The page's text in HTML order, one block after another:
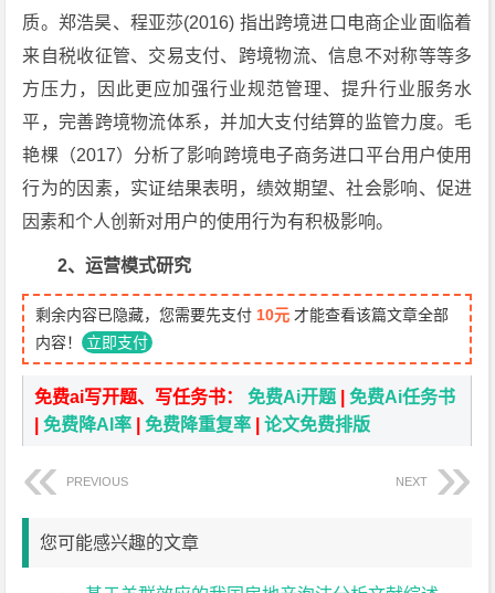
质。郑浩昊、程亚莎(2016) 指出跨境进口电商企业面临着
来自税收征管、交易支付、跨境物流、信息不对称等等多
方压力，因此更应加强行业规范管理、提升行业服务水
平，完善跨境物流体系，并加大支付结算的监管力度。毛
艳棵（2017）分析了影响跨境电子商务进口平台用户使用
行为的因素，实证结果表明，绩效期望、社会影响、促进
因素和个人创新对用户的使用行为有积极影响。
2、运营模式研究
剩余内容已隐藏，您需要先支付 10元 才能查看该篇文章全部
内容！ 立即支付
免费ai写开题、写任务书：免费Ai开题 |免费Ai任务书
|免费降AI率 |免费降重复率 |论文免费排版
PREVIOUS NEXT
您可能感兴趣的文章